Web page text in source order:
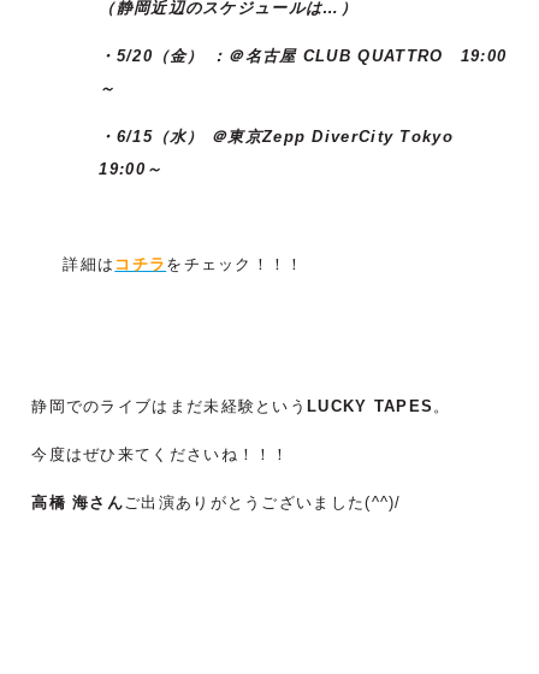
（静岡近辺のスケジュールは…）
・5/20（金） ：＠名古屋 CLUB QUATTRO 19:00
～
・6/15（水） ＠東京Zepp DiverCity Tokyo
19:00～
詳細は コチラ をチェック！！！
静岡でのライブはまだ未経験という LUCKY TAPES 。
今度はぜひ来てくださいね！！！
高橋 海さんご出演ありがとうございました(^^)/